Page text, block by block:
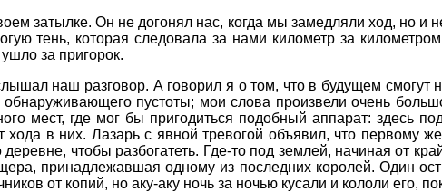
затылке. Он не догонял нас, когда мы замедляли ход, но и
тень, которая следовала за нами километр за
за пригорок.
наш разговор. А говорил я о том, что в будущем смогут
пустоты; мои слова произвели очень
мест, где мог бы пригодиться подобный аппарат: здесь
в них. Лазарь с явной тревогой объявил, что первому
чтобы разбогатеть. Где-то под землей, начиная от
принадлежавшая одному из последних королей. Один
от копий, но аку-аку ночь за ночью кусали и кололи его,